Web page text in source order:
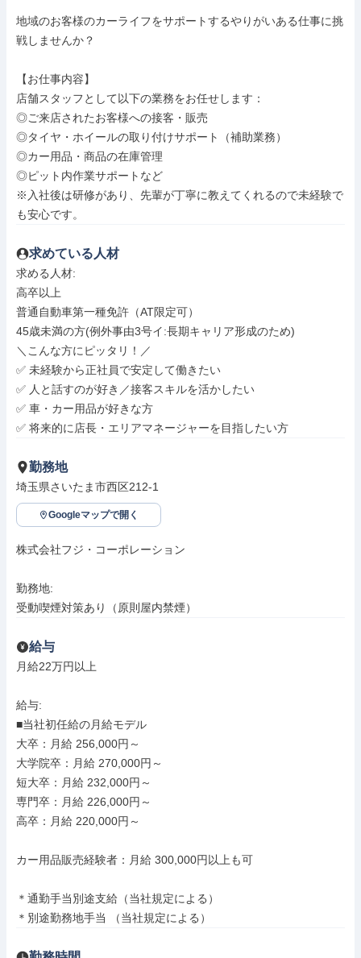
地域のお客様のカーライフをサポートするやりがいある仕事に挑
戦しませんか？
【お仕事内容】
店舗スタッフとして以下の業務をお任せします：
◎ご来店されたお客様への接客・販売
◎タイヤ・ホイールの取り付けサポート（補助業務）
◎カー用品・商品の在庫管理
◎ピット内作業サポートなど
※入社後は研修があり、先輩が丁寧に教えてくれるので未経験で
も安心です。
求めている人材
求める人材:
高卒以上
普通自動車第一種免許（AT限定可）
45歳未満の方(例外事由3号イ:長期キャリア形成のため)
＼こんな方にピッタリ！／
✅ 未経験から正社員で安定して働きたい
✅ 人と話すのが好き／接客スキルを活かしたい
✅ 車・カー用品が好きな方
✅ 将来的に店長・エリアマネージャーを目指したい方
勤務地
埼玉県さいたま市西区212-1
Googleマップで開く
株式会社フジ・コーポレーション
勤務地:
受動喫煙対策あり（原則屋内禁煙）
給与
月給22万円以上
給与:
■当社初任給の月給モデル
大卒：月給 256,000円～
大学院卒：月給 270,000円～
短大卒：月給 232,000円～
専門卒：月給 226,000円～
高卒：月給 220,000円～
カー用品販売経験者：月給 300,000円以上も可
＊通勤手当別途支給（当社規定による）
＊別途勤務地手当 （当社規定による）